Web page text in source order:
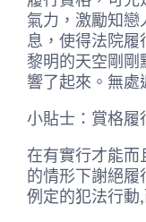
氣力，激勵知戀
息，使得法院履
黎明的天空剛剛
響了起來。無處
小貼士：賞格履
在有實行才能而
的情形下謝絕
例定的犯法行動